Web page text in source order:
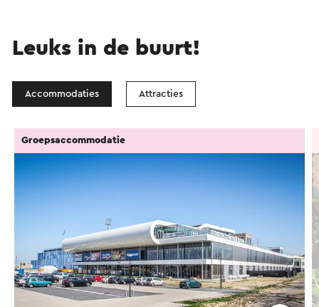
Leuks in de buurt!
Accommodaties Attracties
Groepsaccommodatie